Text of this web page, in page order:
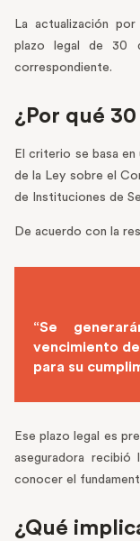
La actualización
plazo legal de 30
correspondiente.
¿Por qué
El criterio se basa
de la Ley sobre el
de Instituciones de
De acuerdo con la
“Se
vencimiento
para su
Ese plazo legal es
aseguradora recibió
conocer el
¿Qué